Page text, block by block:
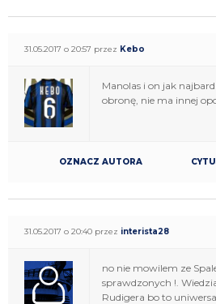
31.05.2017 o 20:57 przez Kebo
Manolas i on jak
obronę, nie ma innej
OZNACZ AUTORA
31.05.2017 o 20:40 przez interista28
no nie mowilem ze
sprawdzonych !.
Rudigera bo to